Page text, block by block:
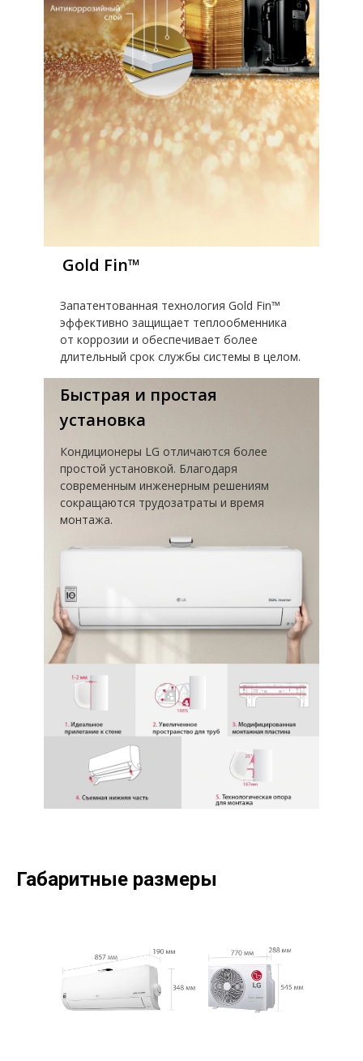
Gold Fin™
Запатентованная технология Gold Fin™
эффективно защищает теплообменника
от коррозии и обеспечивает более
длительный срок службы системы в целом.
Быстрая и простая
установка
Кондиционеры LG отличаются более
простой установкой. Благодаря
современным инженерным решениям
сокращаются трудозатраты и время
монтажа.
Габаритные размеры